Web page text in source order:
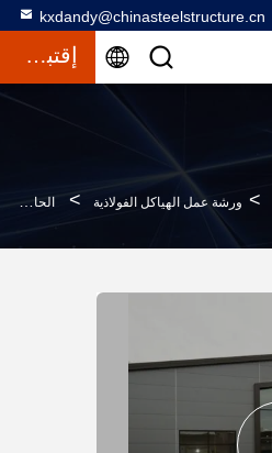
kxdandy@chinasteelstructure.cn
إقتباس
> ورشة عمل الهياكل الفولاذية > الحاسوب الرئيسي Q345 Q235 الإطار الفولاذ الخفيف المبنى الصناعي